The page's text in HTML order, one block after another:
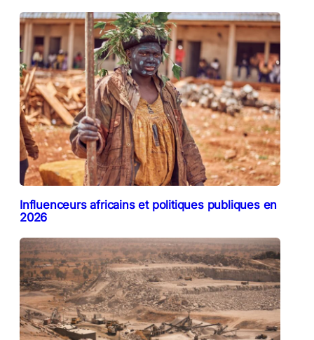
Influenceurs africains et politiques publiques en
2026